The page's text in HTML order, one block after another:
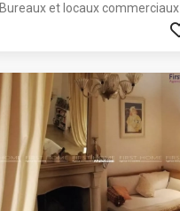
Bureaux et locaux commerciaux